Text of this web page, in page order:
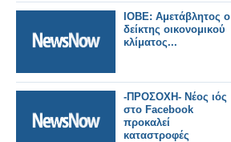
ΙΟΒΕ: Αμετάβλητος ο
δείκτης οικονομικού
κλίματος...
-ΠΡΟΣΟΧΗ- Νέος ιός
στο Facebook
προκαλεί
καταστροφές